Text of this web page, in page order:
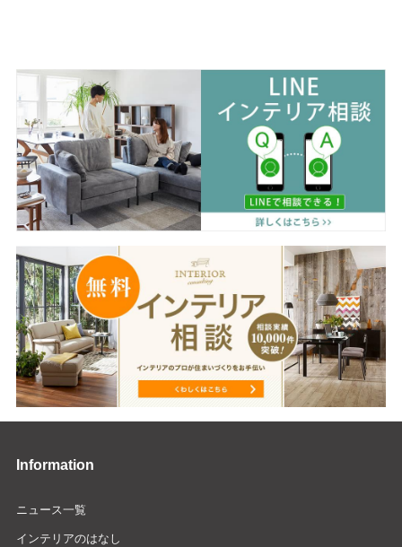
Information
ニュース一覧
インテリアのはなし